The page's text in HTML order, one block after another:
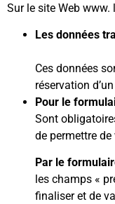
Sur le site Web www.
Les données
Ces données
réservation
Pour le
Sont
de permettre
Par le
les champs «
finaliser et de